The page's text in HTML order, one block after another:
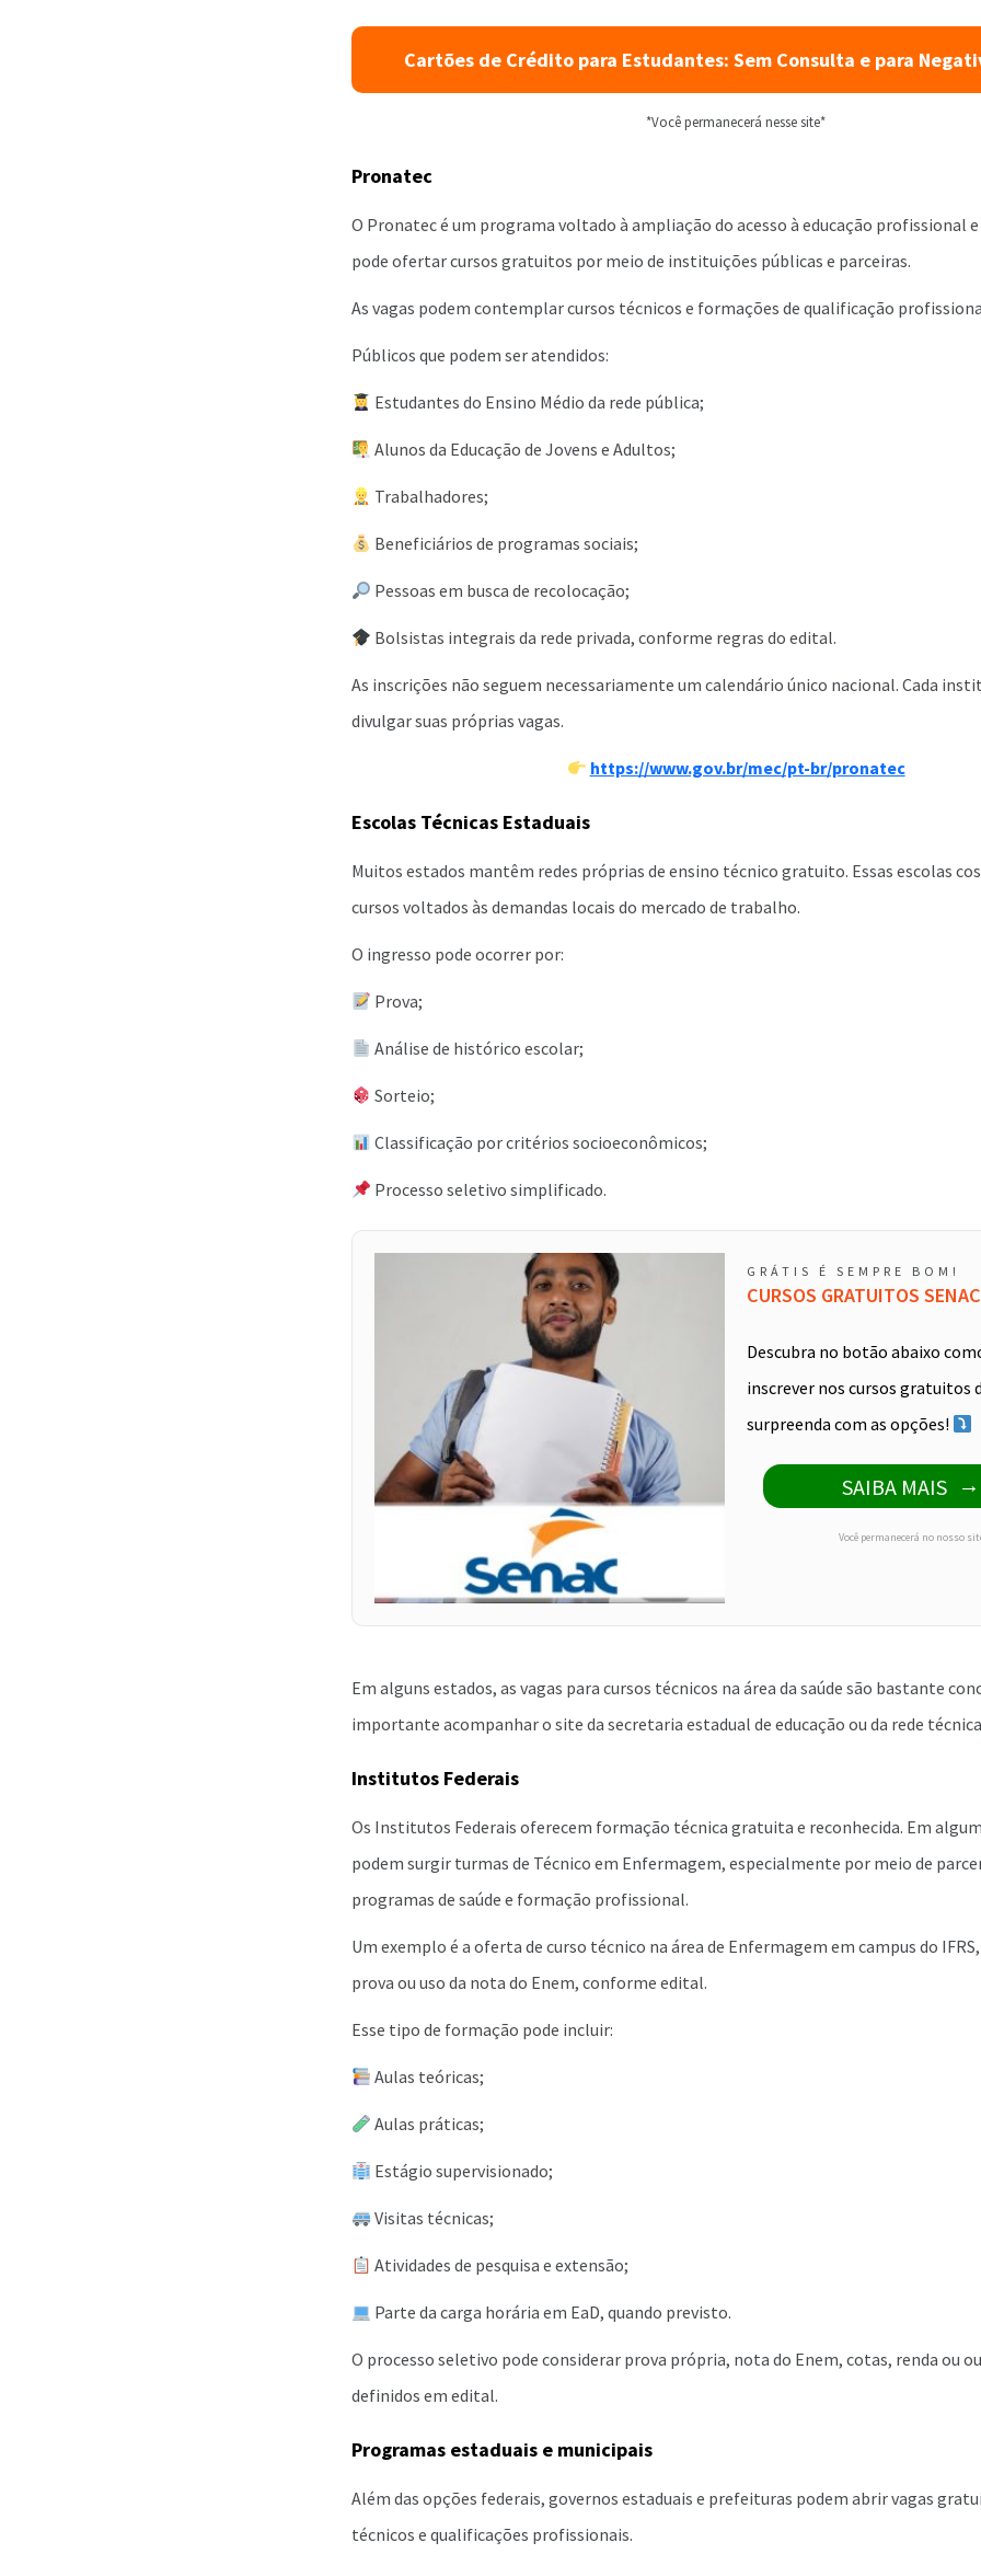
Cartões de Crédito para Estudantes: Sem Consulta e para
*Você permanecerá nesse site*
Pronatec
O Pronatec é um programa voltado à ampliação do acesso à educação profissional
pode ofertar cursos gratuitos por meio de instituições públicas e parceiras.
As vagas podem contemplar cursos técnicos e formações de qualificação
Públicos que podem ser atendidos:
Estudantes do Ensino Médio da rede pública;
Alunos da Educação de Jovens e Adultos;
Trabalhadores;
Beneficiários de programas sociais;
Pessoas em busca de recolocação;
Bolsistas integrais da rede privada, conforme regras do edital.
As inscrições não seguem necessariamente um calendário único nacional. Cada
divulgar suas próprias vagas.
https://www.gov.br/mec/pt-br/pronatec
Escolas Técnicas Estaduais
Muitos estados mantêm redes próprias de ensino técnico gratuito. Essas escolas
cursos voltados às demandas locais do mercado de trabalho.
O ingresso pode ocorrer por:
Prova;
Análise de histórico escolar;
Sorteio;
Classificação por critérios socioeconômicos;
Processo seletivo simplificado.
GRÁTIS É SEMPRE BOM!
CURSOS GRATUITOS SENAC
Descubra no botão abaixo
inscrever nos cursos gratuitos
surpreenda com as opções!
SAIBA MAIS
Você permanecerá no nosso
Em alguns estados, as vagas para cursos técnicos na área da saúde são bastante
importante acompanhar o site da secretaria estadual de educação ou da rede
Institutos Federais
Os Institutos Federais oferecem formação técnica gratuita e reconhecida. Em
podem surgir turmas de Técnico em Enfermagem, especialmente por meio de
programas de saúde e formação profissional.
Um exemplo é a oferta de curso técnico na área de Enfermagem em campus do
prova ou uso da nota do Enem, conforme edital.
Esse tipo de formação pode incluir:
Aulas teóricas;
Aulas práticas;
Estágio supervisionado;
Visitas técnicas;
Atividades de pesquisa e extensão;
Parte da carga horária em EaD, quando previsto.
O processo seletivo pode considerar prova própria, nota do Enem, cotas, renda ou
definidos em edital.
Programas estaduais e municipais
Além das opções federais, governos estaduais e prefeituras podem abrir vagas
técnicos e qualificações profissionais.